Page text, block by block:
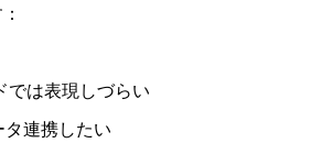
では表現しづらい
連携したい